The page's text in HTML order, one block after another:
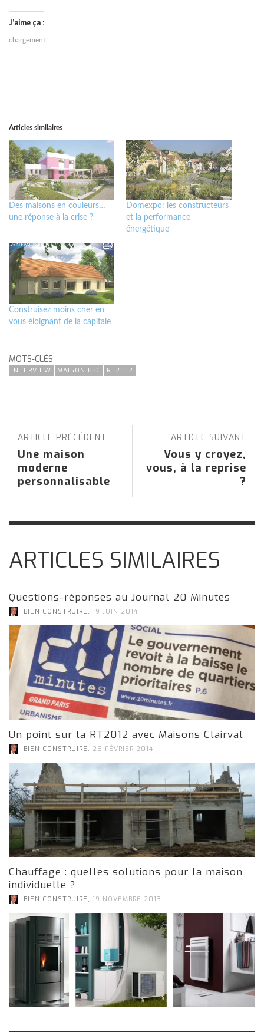
J’aime ça :
chargement…
Articles similaires
Des maisons en couleurs…
une réponse à la crise ?
Domexpo: les constructeurs
et la performance
énergétique
Construisez moins cher en
vous éloignant de la capitale
MOTS-CLÉS
INTERVIEW MAISON BBC RT2012
ARTICLE SUIVANT
Vous y croyez,
vous, à la reprise
?
ARTICLE PRÉCÉDENT
Une maison
moderne
personnalisable
ARTICLES SIMILAIRES
Questions-réponses au Journal 20 Minutes
BIEN CONSTRUIRE , 19 JUIN 2014
Un point sur la RT2012 avec Maisons Clairval
BIEN CONSTRUIRE , 26 FÉVRIER 2014
Chauffage : quelles solutions pour la maison
individuelle ?
BIEN CONSTRUIRE , 19 NOVEMBRE 2013